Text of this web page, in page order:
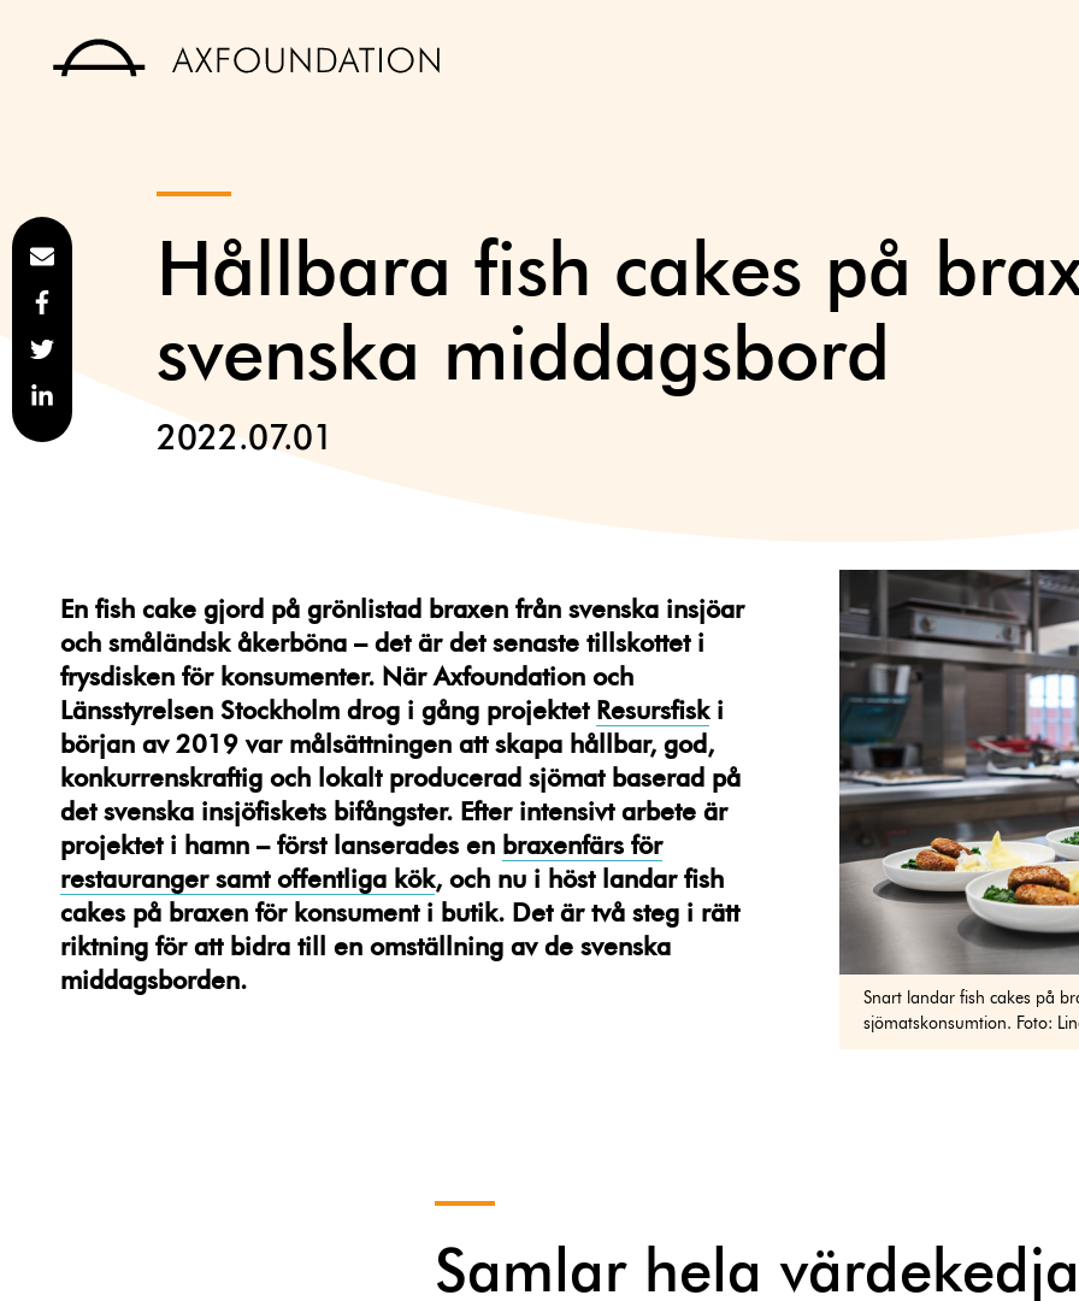
Hållbara fish cakes på
svenska middagsbord
2022.07.01
En fish cake gjord på grönlistad braxen från svenska insjöar
och småländsk åkerböna – det är det senaste tillskottet i
frysdisken för konsumenter. När Axfoundation och
Länsstyrelsen Stockholm drog i gång projektet Resursfiski
början av 2019 var målsättningen att skapa hållbar, god,
konkurrenskraftig och lokalt producerad sjömat baserad på
det svenska insjöfiskets bifångster. Efter intensivt arbete är
projektet i hamn – först lanserades en braxenfärs för
restauranger samt offentliga kök, och nu i höst landar fish
cakes på braxen för konsument i butik. Det är två steg i rätt
riktning för att bidra till en omställning av de svenska
middagsborden.
Snart landar fish cakes på
sjömatskonsumtion. Foto:
Samlar hela